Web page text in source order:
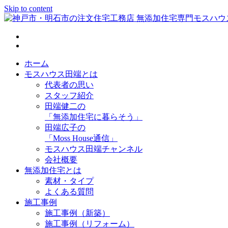
Skip to content
神戸市・明石市の注文住宅工務店 無添加住宅専門モスハウス
ホーム
モスハウス田端とは
代表者の思い
スタッフ紹介
田端健二の
「無添加住宅に暮らそう」
田端広子の
「Moss House通信」
モスハウス田端チャンネル
会社概要
無添加住宅とは
素材・タイプ
よくある質問
施工事例
施工事例（新築）
施工事例（リフォーム）